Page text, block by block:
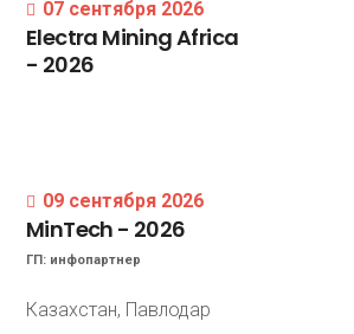
07 сентября 2026
Electra MiningAfrica
- 2026
09 сентября 2026
MinTech - 2026
ГП: инфопартнер
Казахстан, Павлодар